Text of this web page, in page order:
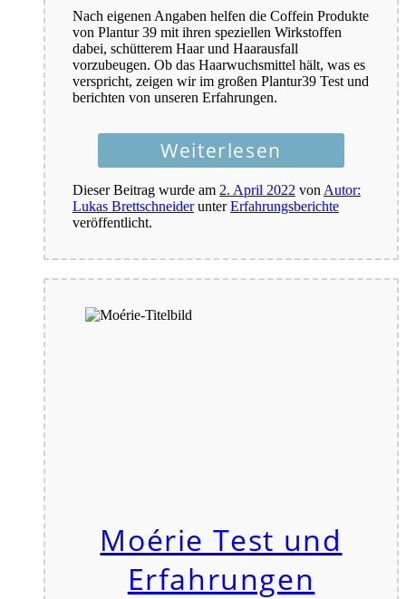
Nach eigenen Angaben helfen die Coffein Produkte
von Plantur 39 mit ihren speziellen Wirkstoffen
dabei, schütterem Haar und Haarausfall
vorzubeugen. Ob das Haarwuchsmittel hält, was es
verspricht, zeigen wir im großen Plantur39 Test und
berichten von unseren Erfahrungen.
Weiterlesen
Dieser Beitrag wurde am 2. April 2022 von Autor:
Lukas BrettschneiderunterErfahrungsberichte
veröffentlicht.
Moérie Test und
Erfahrungen